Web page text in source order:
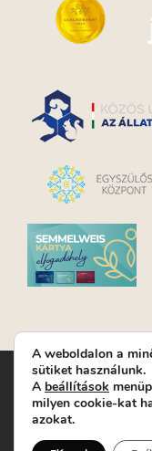
Turay Ida Színház
helyszín: Turay Ida
Levelezési cím: 1089
A weboldalon a
sütiket használunk.
A beállítások
milyen cookie-kat
azokat.